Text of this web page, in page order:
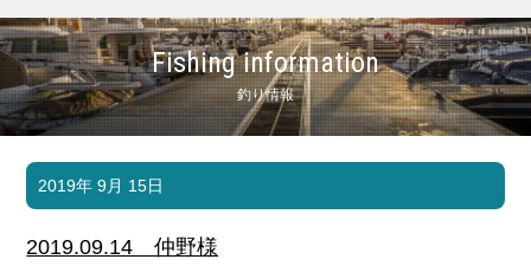
Fishing information
釣り情報
マリンクラブ
マリンライフを堪能したい！
ボート販売
ボート免許
長年の実績と信頼！
2019年 9月 15日
2019.09.14 仲野様